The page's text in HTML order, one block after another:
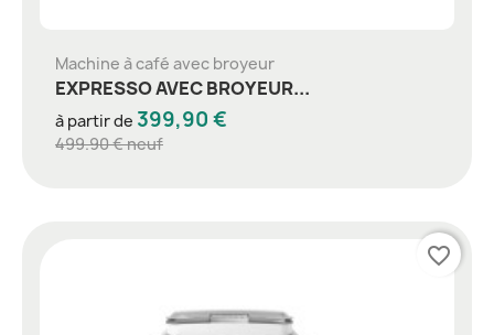
Machine à café avec broyeur
EXPRESSO AVEC BROYEUR...
à partir de 399,90 €
499.90 € neuf
favorite_border